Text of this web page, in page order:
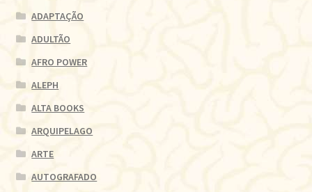
ADAPTAÇÃO
ADULTÃO
AFRO POWER
ALEPH
ALTA BOOKS
ARQUIPELAGO
ARTE
AUTOGRAFADO